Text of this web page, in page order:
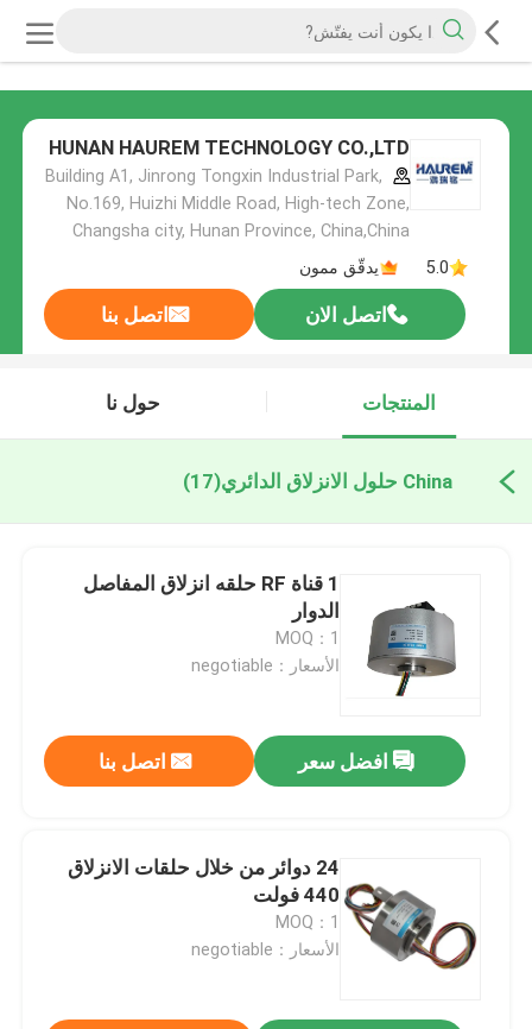
HUNAN HAUREM TECHNOLOGY CO.,LTD
Building A1, Jinrong Tongxin Industrial Park,
No.169, Huizhi Middle Road, High-tech Zone,
Changsha city, Hunan Province, China,China
5.0
يدقّق ممون
اتصل الان اتصل بنا
المنتجات حول نا
China حلول الانزلاق الدائري (17)
1 قناة RF حلقه انزلاق المفاصل
الدوار
MOQ：1
الأسعار：negotiable
افضل سعر اتصل بنا
24 دوائر من خلال حلقات الانزلاق
440 فولت
MOQ：1
الأسعار：negotiable